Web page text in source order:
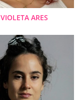
VIOLETA ARES